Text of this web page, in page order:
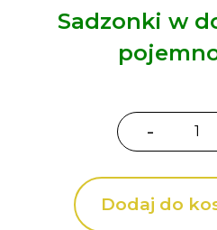
Sadzonki w
-
ilość
okazały
Herbstfreude
Dodaj do